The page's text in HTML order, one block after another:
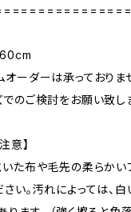
ーダーは承っておりま
のご検討をお願い致し
意】
いた布や毛先の柔らか
い。汚れによっては、